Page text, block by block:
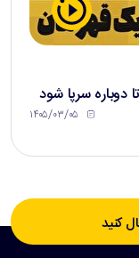
دوباره سرپا شود
۱۴۰۵/۰۳/۰۵
کنید